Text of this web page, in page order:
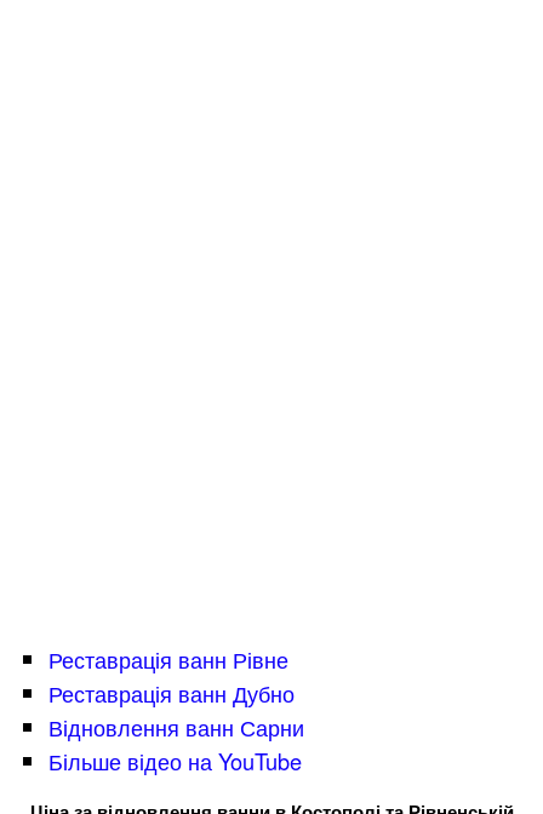
Реставрація ванн Рівне
Реставрація ванн Дубно
Відновлення ванн Сарни
Більше відео на YouTube